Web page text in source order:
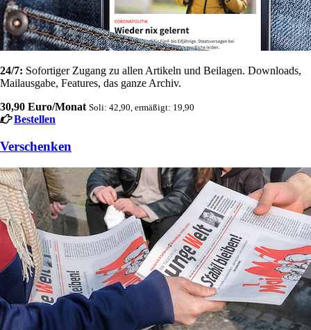
24/7: Sofortiger Zugang zu allen Artikeln und Beilagen. Downloads,
Mailausgabe, Features, das ganze Archiv.
30,90 Euro/Monat Soli: 42,90, ermäßigt: 19,90
Bestellen
Verschenken